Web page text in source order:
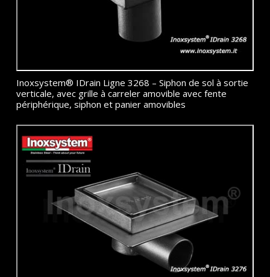
Inoxsystem® IDrain Ligne 3268 – Siphon de sol à sortie
verticale, avec grille à carreler amovible avec fente
périphérique, siphon et panier amovibles